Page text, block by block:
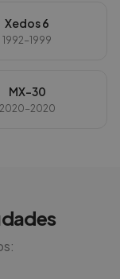
Xedos 6
1992-1999
MX-30
2020-2020